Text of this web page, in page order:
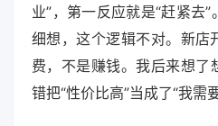
业”，第一反应就是“赶紧去
细想，这个逻辑不对。新店
费，不是赚钱。我后来想
错把“性价比高”当成了“我需要